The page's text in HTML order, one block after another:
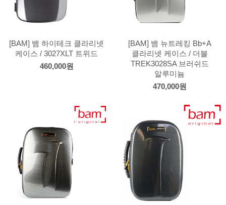
[BAM] 뱀 하이테크 클라리넷
케이스 / 3027XLT 트위드
460,000원
[BAM] 뱀 뉴트레킹 Bb+A
클라리넷 케이스 / 더블
TREK3028SA 브러쉬드
알루미늄
470,000원